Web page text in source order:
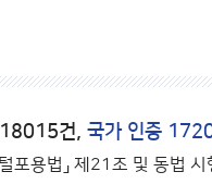
건, 국가 인증
털포용법」 제21조 및 동법